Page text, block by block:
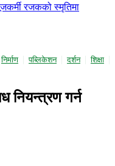
निर्माण पब्लिकेशन दर्शन
शिक्षा
नियन्त्रण गर्न